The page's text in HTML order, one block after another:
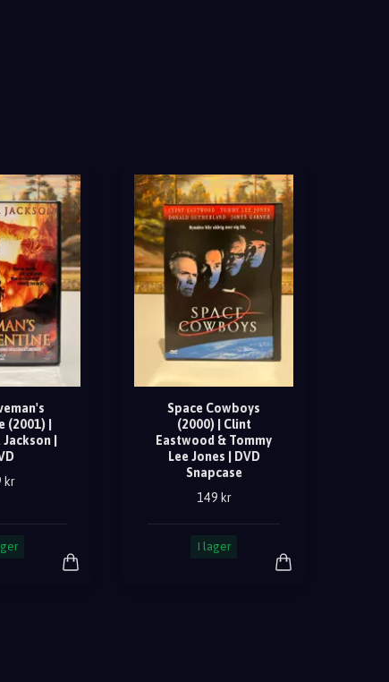
(2001) |
|
kr
Space Cowboys
(2000) | Clint
Eastwood & Tommy
Lee Jones | DVD
Snapcase
149 kr
I lager